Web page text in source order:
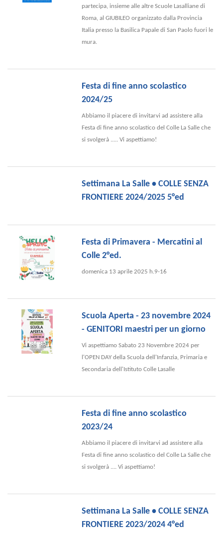
partecipa, insieme alle altre Scuole Lasalliane di
Roma, al GIUBILEO organizzato dalla Provincia
Italia presso la Basilica Papale di San Paolo fuori le
mura.
Festa di fine anno scolastico
2024/25
Abbiamo il piacere di invitarvi ad assistere alla
Festa di fine anno scolastico del Colle La Salle che
si svolgerà ..... Vi aspettiamo!
Settimana La Salle • COLLE SENZA
FRONTIERE 2024/2025 5°ed
Festa di Primavera - Mercatini al
Colle 2°ed.
domenica 13 aprile 2025 h.9-16
Scuola Aperta - 23 novembre 2024
- GENITORI maestri per un giorno
Vi aspettiamo Sabato 23 Novembre 2024 per
l'OPEN DAY della Scuola dell'Infanzia, Primaria e
Secondaria dell'Istituto Colle Lasalle
Festa di fine anno scolastico
2023/24
Abbiamo il piacere di invitarvi ad assistere alla
Festa di fine anno scolastico del Colle La Salle che
si svolgerà .... Vi aspettiamo!
Settimana La Salle • COLLE SENZA
FRONTIERE 2023/2024 4°ed